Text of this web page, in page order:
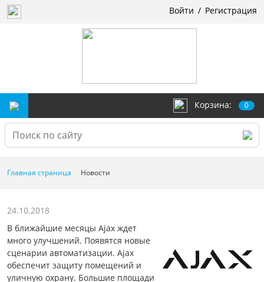
Войти / Регистрация
Корзина: 0
Главная страница Новости
24.10.2018
В ближайшие месяцы Ajax ждет
много улучшений. Появятся новые
сценарии автоматизации. Ajax
обеспечит защиту помещений и
уличную охрану. Большие площади